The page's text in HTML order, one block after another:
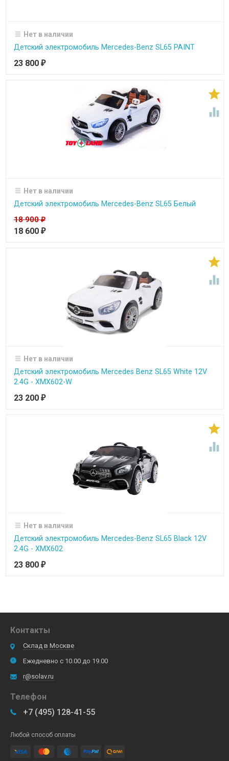
Нет в наличии
Детский электромобиль Mercedes-Benz SL65 PAINT
23 800 ₽


Нет в наличии
Детский электромобиль Mercedes-Benz SL65 Белый
18 900₽
18 600 ₽


Нет в наличии
Детский электромобиль Mercedes Benz SL65 White 12V
2.4G - XMX602-W
23 200 ₽


Нет в наличии
Детский электромобиль Mercedes-Benz SL65 Black 12V
2.4G - XMX602
23 800 ₽
Контакты
Склад в Москве
Ежедневно с 10.00 до 19.00
r@solav.ru
Телефон
+7 (495) 128-41-55
Любой способ оплаты